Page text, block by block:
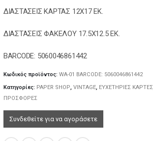
ΔΙΑΣΤΑΣΕΙΣ ΚΑΡΤΑΣ 12Χ17 ΕΚ.
ΔΙΑΣΤΑΣΕΙΣ ΦΑΚΕΛΟΥ 17.5Χ12.5 ΕΚ.
BARCODE: 5060046861442
Κωδικός προϊόντος: WA-01 BARCODE: 5060046861442
Κατηγορίες: PAPER SHOP VINTAGE, ΕΥΧΕΤΗΡΙΕΣ ΚΑΡΤΕΣ
ΠΡΟΣΦΟΡΕΣ
Συνδεθείτε για να αγοράσετε